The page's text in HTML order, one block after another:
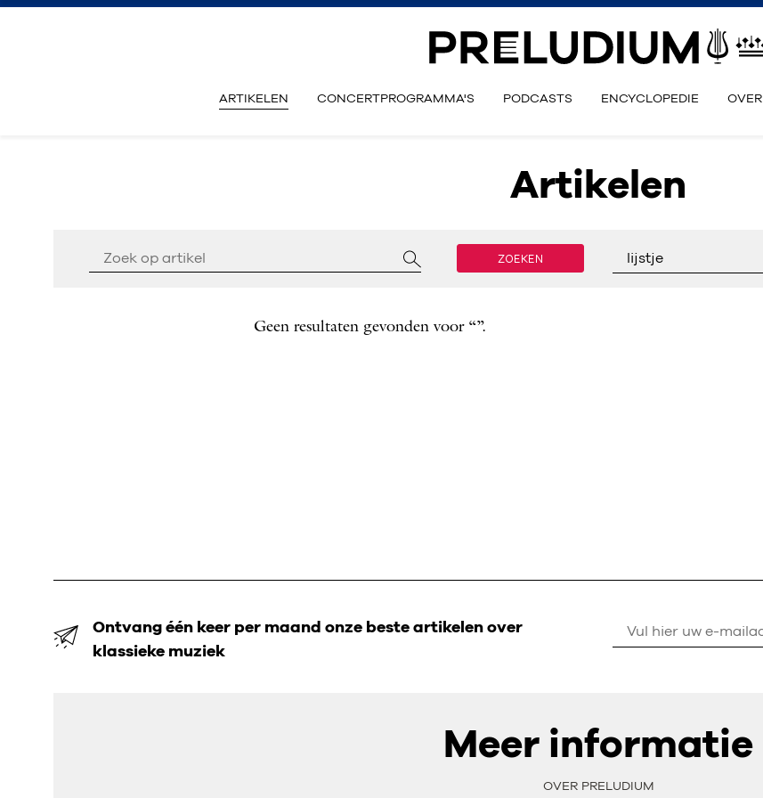
ARTIKELEN CONCERTPROGRAMMA'S PODCASTS ENCYCLOPEDIE OVER
Artikelen
ZOEKEN lijstje
Geen resultaten gevonden voor “”.
Ontvang één keer per maand onze beste artikelen over
klassieke muziek
Meer informatie
OVER PRELUDIUM